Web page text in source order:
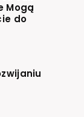
Mogą
do